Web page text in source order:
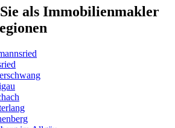
als Immobilienmakler